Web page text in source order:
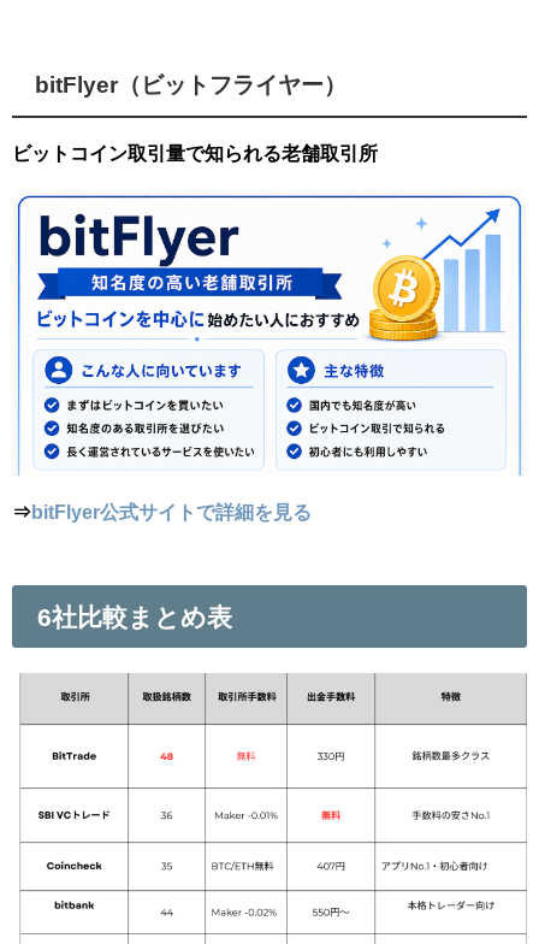
bitFlyer（ビットフライヤー）
ビットコイン取引量で知られる老舗取引所
⇒bitFlyer公式サイトで詳細を見る
6社比較まとめ表